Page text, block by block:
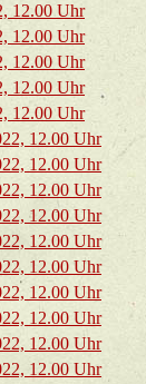
12.00 Uhr
12.00 Uhr
12.00 Uhr
12.00 Uhr
12.00 Uhr
12.00 Uhr
12.00 Uhr
12.00 Uhr
12.00 Uhr
12.00 Uhr
12.00 Uhr
12.00 Uhr
12.00 Uhr
12.00 Uhr
12.00 Uhr